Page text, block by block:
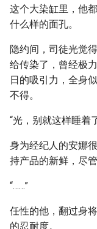
这个大染缸里，他
什么样的面孔。
隐约间，司徒光觉
给传染了，曾经极
日的吸引力，全身
不得。
“光，别就这样睡着
身为经纪人的安娜
持产品的新鲜，尽
“……”
任性的他，翻过身
的忍耐度。